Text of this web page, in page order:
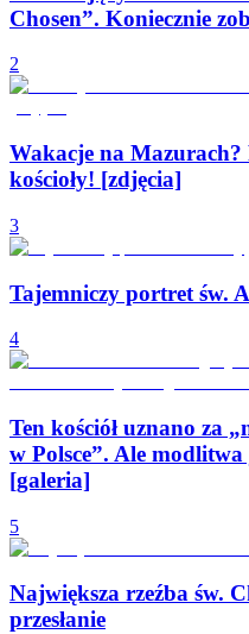
Chosen”. Koniecznie
2
Wakacje na Mazurach?
kościoły! [zdjęcia]
3
Tajemniczy portret św.
4
Ten kościół uznano za
w Polsce”. Ale
[galeria]
5
Największa rzeźba św.
przesłanie